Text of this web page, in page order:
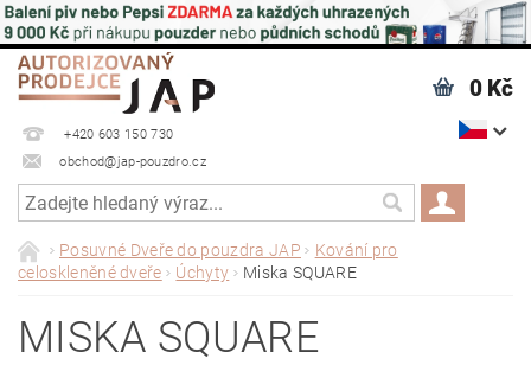
+420 603 150 730
obchod@jap-pouzdro.cz
0 Kč
Posuvné Dveře do pouzdra JAP
Kování pro
celoskleněné dveře
Úchyty Miska SQUARE
MISKA SQUARE